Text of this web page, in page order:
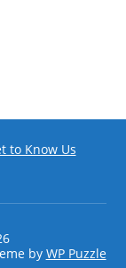
to Know Us
by WP Puzzle